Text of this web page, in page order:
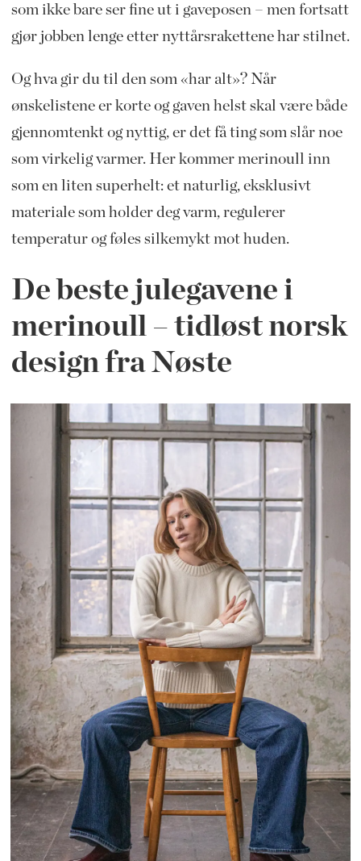
som ikke bare ser fine ut i gaveposen – men fortsatt
gjør jobben lenge etter nyttårsrakettene har stilnet.
Og hva gir du til den som «har alt»? Når
ønskelistene er korte og gaven helst skal være både
gjennomtenkt og nyttig, er det få ting som slår noe
som virkelig varmer. Her kommer merinoull inn
som en liten superhelt: et naturlig, eksklusivt
materiale som holder deg varm, regulerer
temperatur og føles silkemykt mot huden.
De beste julegavene i
merinoull – tidløst norsk
design fra Nøste